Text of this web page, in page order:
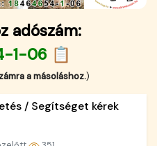
adószám:
1-06 📋
a másoláshoz.)
/ Segítséget kérek